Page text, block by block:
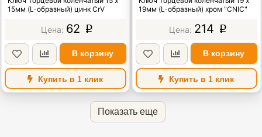
15мм (L-образный) цинк CrV
62 p
В корзину
Купить в 1 клик
19мм (L-образный) хром "CNIC"
214 p
В корзину
Купить в 1 клик
Показать еще